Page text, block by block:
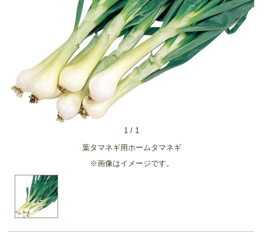
葉タマネギ用ホームタマネギ
※画像はイメージです。
1 / 1